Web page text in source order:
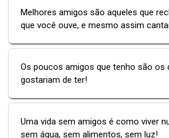
Melhores amigos são aqueles que
que você ouve, e mesmo assim
Os poucos amigos que tenho são os
gostariam de ter!
Uma vida sem amigos é como viver
sem água, sem alimentos, sem luz!